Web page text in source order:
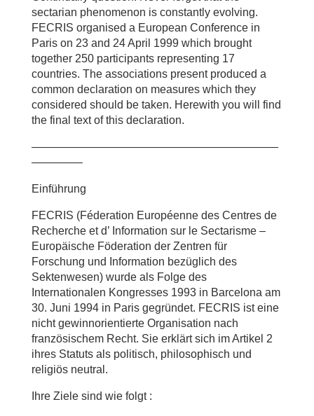
sectarian phenomenon is constantly evolving.
FECRIS organised a European Conference in
Paris on 23 and 24 April 1999 which brought
together 250 participants representing 17
countries. The associations present produced a
common declaration on measures which they
considered should be taken. Herewith you will find
the final text of this declaration.
——————————————————————
————–
Einführung
FECRIS (Féderation Européenne des Centres de
Recherche et d’ Information sur le Sectarisme –
Europäische Föderation der Zentren für
Forschung und Information bezüglich des
Sektenwesen) wurde als Folge des
Internationalen Kongresses 1993 in Barcelona am
30. Juni 1994 in Paris gegründet. FECRIS ist eine
nicht gewinnorientierte Organisation nach
französischem Recht. Sie erklärt sich im Artikel 2
ihres Statuts als politisch, philosophisch und
religiös neutral.
Ihre Ziele sind wie folgt :